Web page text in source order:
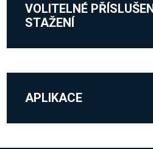
VOLITELNÉ
STAŽENÍ
APLIKACE